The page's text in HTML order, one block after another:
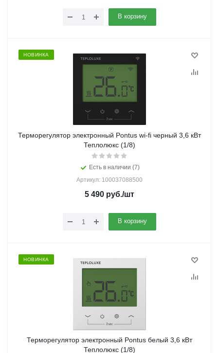
В корзину
НОВИНКА
Терморегулятор электронный Pontus wi-fi черный 3,6 кВт
Теплолюкс (1/8)
Есть в наличии (7)
Артикул: 100037088500
5 490 руб./шт
В корзину
НОВИНКА
Терморегулятор электронный Pontus белый 3,6 кВт
Теплолюкс (1/8)